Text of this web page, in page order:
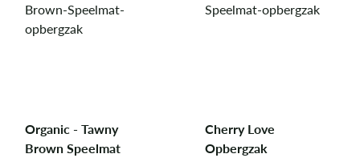
Organic - Tawny
Brown Speelmat
Cherry Love
Opbergzak